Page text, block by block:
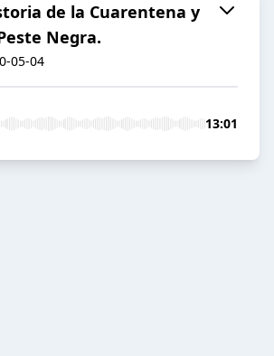
de la Cuarentena y
Negra.
05-04
13:01